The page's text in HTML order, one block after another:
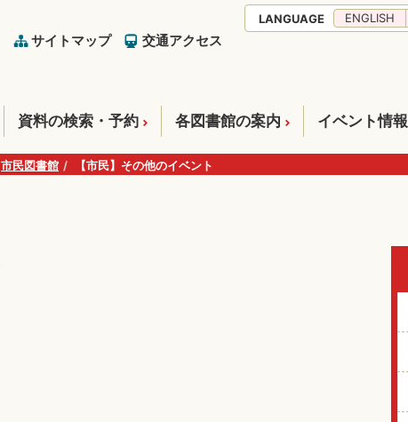
サイトマップ 交通アクセス
LANGUAGE ENGLISH
資料の検索・予約 各図書館の案内 イベント情報
市民図書館 【市民】その他のイベント